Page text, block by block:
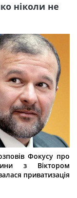
ніколи не
Фокусу про
з Віктором
приватизація